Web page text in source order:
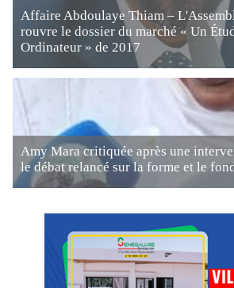
Affaire Abdoulaye Thiam –
rouvre le dossier du marché « Un
Ordinateur » de 2017
Amy Mara critiquée après une
le débat relancé sur la forme et le